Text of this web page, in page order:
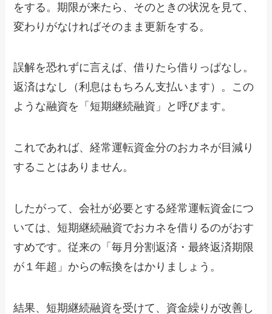
をする。期限が来たら、そのときの状況を見て、
変わりがなければそのまま更新をする。
誤解を恐れずに言えば、借りたら借りっぱなし。
返済はなし（利息はもちろん支払います）。この
ような融資を「短期継続融資」と呼びます。
これであれば、経常運転資金分のおカネが目減り
することはありません。
したがって、会社が必要とする経常運転資金につ
いては、短期継続融資でおカネを借りるのがおす
すめです。従来の「毎月分割返済・最終返済期限
が１年超」からの転換をはかりましょう。
結果、短期継続融資を受けて、資金繰りが改善し